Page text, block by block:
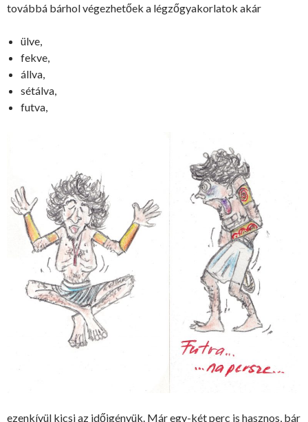
továbbá bárhol végezhetőek a légzőgyakorlatok akár
ülve,
fekve,
állva,
sétálva,
futva,
ezenkívül kicsi az időigényük. Már egy-két perc is hasznos, bár